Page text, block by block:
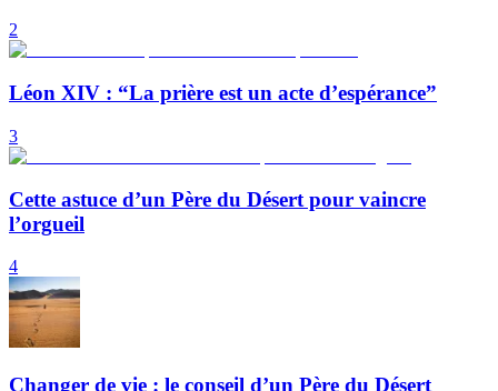
2
Léon XIV : “La prière est un acte d’espérance”
3
Cette astuce d’un Père du Désert pour vaincre
l’orgueil
4
Changer de vie : le conseil d’un Père du Désert